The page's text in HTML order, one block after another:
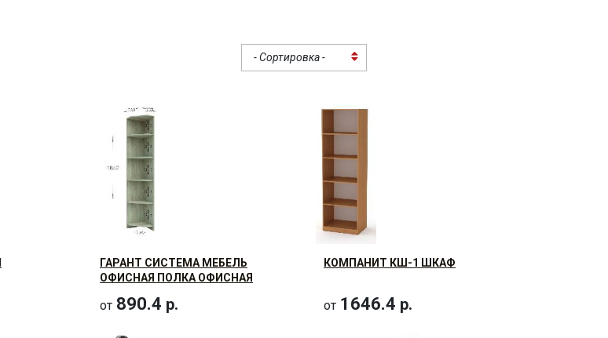
- Сортировка -
ГАРАНТ СИСТЕМА МЕБЕЛЬ
ОФИСНАЯ ПОЛКА ОФИСНАЯ
от 890.4 р.
КОМПАНИТ КШ-1 ШКАФ
от 1646.4 р.